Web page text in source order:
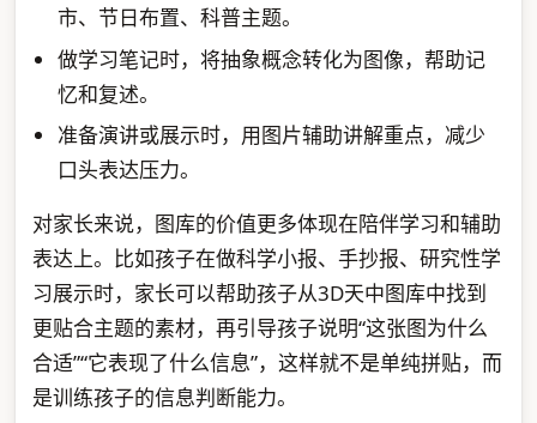
市、节日布置、科普主题。
做学习笔记时，将抽象概念转化为图像，帮助记
忆和复述。
准备演讲或展示时，用图片辅助讲解重点，减少
口头表达压力。
对家长来说，图库的价值更多体现在陪伴学习和辅助
表达上。比如孩子在做科学小报、手抄报、研究性学
习展示时，家长可以帮助孩子从3D天中图库中找到
更贴合主题的素材，再引导孩子说明“这张图为什么
合适”“它表现了什么信息”，这样就不是单纯拼贴，而
是训练孩子的信息判断能力。